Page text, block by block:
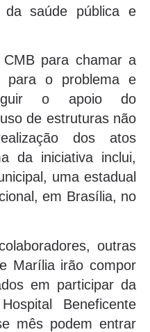
da saúde pública e
para chamar a
para o problema e
o apoio do
de estruturas não
dos atos
da iniciativa inclui,
uma estadual
em Brasília, no
outras
Marília irão compor
em participar da
Beneficente
mês podem entrar